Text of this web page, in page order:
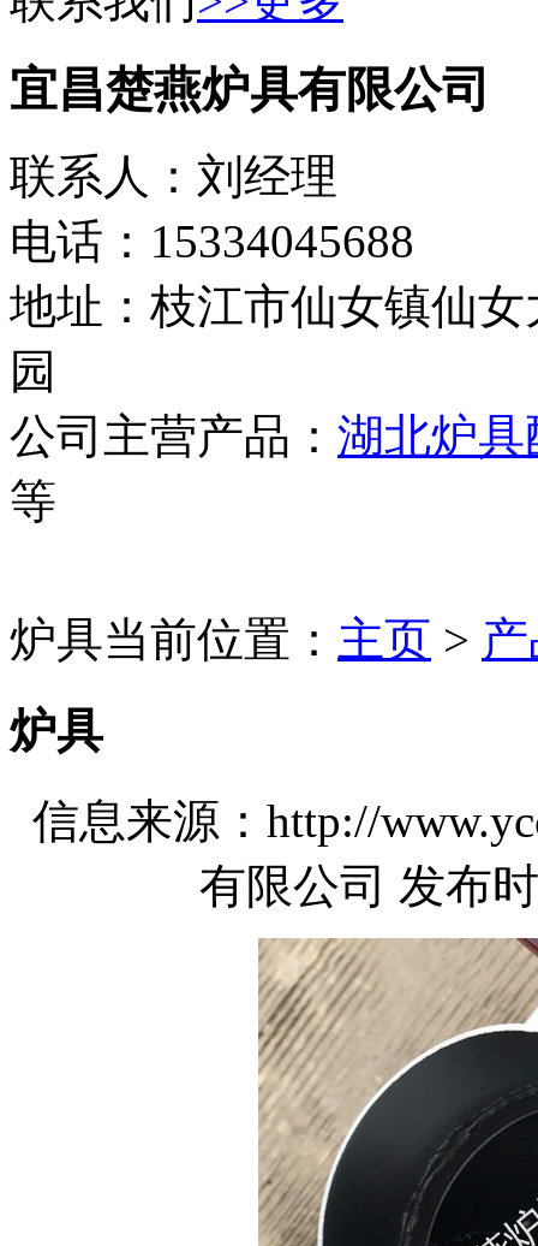
宜昌楚燕炉具有限公司
联系人：刘经理
电话：15334045688
地址：枝江市仙女镇仙
园
公司主营产品： 湖北炉具
等
炉具当前位置： 主页 >
炉具
信息来源：http://
有限公司 发布